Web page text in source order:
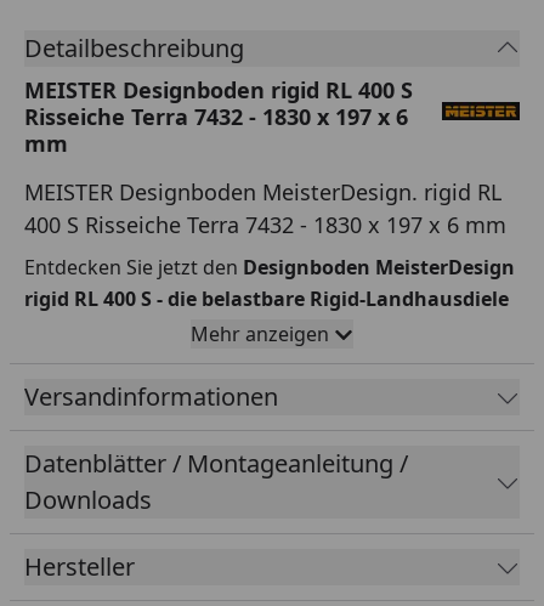
Detailbeschreibung
MEISTER Designboden rigid RL 400 S
Risseiche Terra 7432 - 1830 x 197 x 6
mm
MEISTER Designboden MeisterDesign. rigid RL
400 S Risseiche Terra 7432 - 1830 x 197 x 6 mm
Entdecken Sie jetzt den Designboden MeisterDesign
rigid RL 400 S - die belastbare Rigid-Landhausdiele
für höchste Ansprüche!
Dank der innovativenRigid-Polymer-Trägerplatte
und derintegriertenTrittschallkaschierung
überzeugt dieser Boden mit einerstabilenund
schwingungsdämpfendenKonstruktion
Oberfläche wurde mit einer hochwertigen Excimer-
Lackierung versehen, die dem Boden
eingleichmäßig mattes Finish
verleiht. Mit seinem
Mehr anzeigen
Versandinformationen
Datenblätter / Montageanleitung /
Downloads
Hersteller